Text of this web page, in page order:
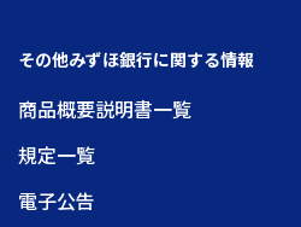
その他みずほ銀行に関する情報
商品概要説明書一覧
規定一覧
電子公告